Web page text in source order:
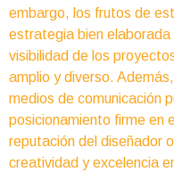
embargo, los frutos de
estrategia bien elaborada
visibilidad de los
amplio y diverso.
medios de comunicación
posicionamiento firme en
reputación del diseñador
creatividad y excelencia